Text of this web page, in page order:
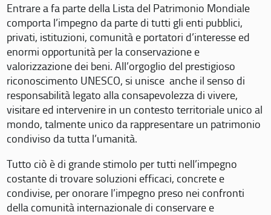
Entrare a fa parte della Lista del Patrimonio Mondiale
comporta l’impegno da parte di tutti gli enti pubblici,
privati, istituzioni, comunità e portatori d’interesse ed
enormi opportunità per la conservazione e
valorizzazione dei beni. All’orgoglio del prestigioso
riconoscimento UNESCO, si unisce anche il senso di
responsabilità legato alla consapevolezza di vivere,
visitare ed intervenire in un contesto territoriale unico al
mondo, talmente unico da rappresentare un patrimonio
condiviso da tutta l’umanità.
Tutto ciò è di grande stimolo per tutti nell’impegno
costante di trovare soluzioni efficaci, concrete e
condivise, per onorare l’impegno preso nei confronti
della comunità internazionale di conservare e